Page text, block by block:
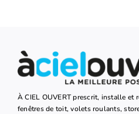
À CIEL OUVERT prescrit, installe et
fenêtres de toit, volets roulants,